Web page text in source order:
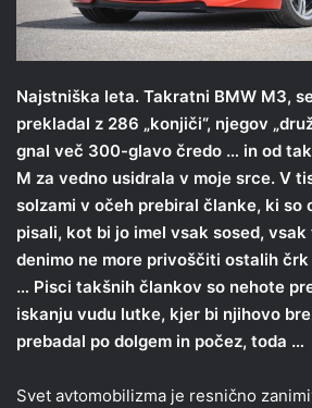
Najstniška leta. Takratni BMW M3,
prekladal z 286 „konjiči“, njegov
gnal več 300-glavo čredo … in od
M za vedno usidrala v moje srce. V
solzami v očeh prebiral članke, ki so
pisali, kot bi jo imel vsak sosed,
denimo ne more privoščiti ostalih črk
… Pisci takšnih člankov so nehote
iskanju vudu lutke, kjer bi njihovo
prebadal po dolgem in počez, toda …
Svet avtomobilizma je resnično